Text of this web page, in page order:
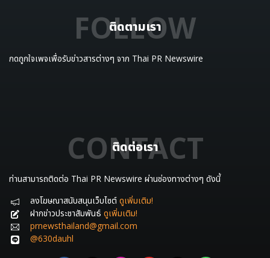
ติดตามเรา
FOLLOW
กดถูกใจเพจเพื่อรับข่าวสารต่างๆ จาก Thai PR Newswire
ติดต่อเรา
CONTACT
ท่านสามารถติดต่อ Thai PR Newswire ผ่านช่องทางต่างๆ ดังนี้
ลงโฆษณาสนับสนุนเว็บไซต์ ดูเพิ่มเติม!
ฝากข่าวประชาสัมพันธ์ ดูเพิ่มเติม!
prnewsthailand@gmail.com
@630dauhl